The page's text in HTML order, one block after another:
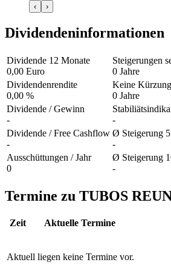
‹ ›
Dividendeninformationen
Dividende 12 Monate
0,00 Euro
Steigerungen
0 Jahre
Dividendenrendite
0,00 %
Keine
0 Jahre
Dividende / Gewinn
-
-
Dividende / Free Cashflow
-
Ø Steigerung 5
-
Ausschüttungen / Jahr
0
Ø Steigerung
-
Termine zu TUBOS
Zeit Aktuelle Termine
Aktuell liegen keine Termine vor.